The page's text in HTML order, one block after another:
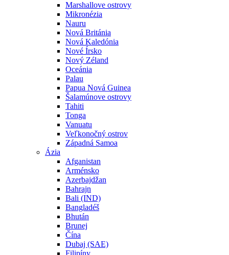
Marshallove ostrovy
Mikronézia
Nauru
Nová Británia
Nová Kaledónia
Nové Írsko
Nový Zéland
Oceánia
Palau
Papua Nová Guinea
Šalamúnove ostrovy
Tahiti
Tonga
Vanuatu
Veľkonočný ostrov
Západná Samoa
Ázia
Afganistan
Arménsko
Azerbajdžan
Bahrajn
Bali (IND)
Bangladéš
Bhután
Brunej
Čína
Dubaj (SAE)
Filipíny